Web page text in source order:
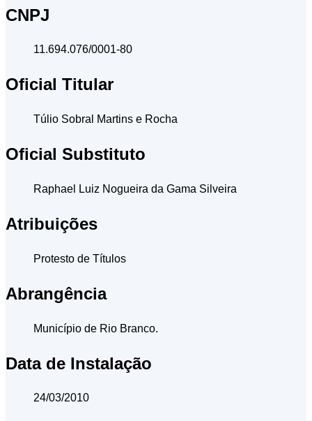
CNPJ
11.694.076/0001-80
Oficial Titular
Túlio Sobral Martins e Rocha
Oficial Substituto
Raphael Luiz Nogueira da Gama Silveira
Atribuições
Protesto de Títulos
Abrangência
Município de Rio Branco.
Data de Instalação
24/03/2010